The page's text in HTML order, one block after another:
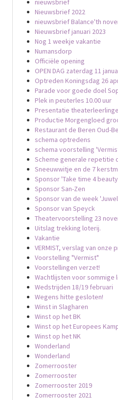
nieuwsbrief
Nieuwsbrief 2022
nieuwsbrief Balance'th
Nieuwsbrief januari 2023
Nog 1 weekje vakantie
Numansdorp
Officiële opening
OPEN DAG zaterdag 11
Optreden Koningsdag 26
Parade voor goede doel
Plek in peuterles 10.00 uur
Presentatie
Productie Morgengloed
Restaurant de Beren Oud-
schema optredens
schema voorstelling
Scheme generale repetitie
Sneeuwwitje en de 7
Sponsor 'Take time 4
Sponsor San-Zen
Sponsor van de week
Sponsor van Speyck
Theatervoorstelling 23
Uitslag trekking loterij.
Vakantie
VERMIST, verslag van onze
Voorstelling "Vermist"
Voorstellingen verzet!
Wachtlijsten voor sommige
Wedstrijden 18/19 februari
Wegens hitte gesloten!
Winst in Slagharen
Winst op het BK
Winst op het Europees
Winst op het NK
Wonderland
Wonderland
Zomerrooster
Zomerrooster
Zomerrooster 2019
Zomerrooster 2021